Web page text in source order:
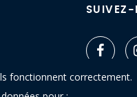
fonctionnent correctement.
SUIVEZ-